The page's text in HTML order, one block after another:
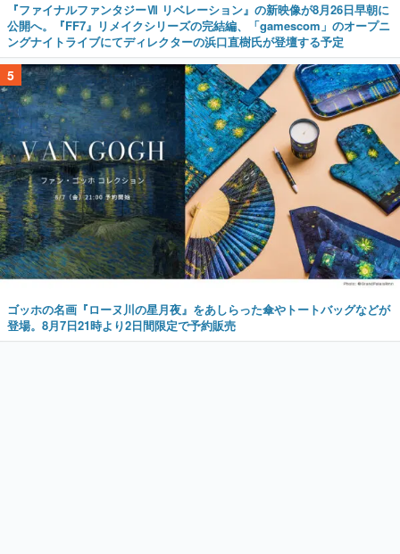
『ファイナルファンタジーⅦ リベレーション』の新映像が8月26日早朝に
公開へ。『FF7』リメイクシリーズの完結編、「gamescom」のオープニ
ングナイトライブにてディレクターの浜口直樹氏が登壇する予定
5
ゴッホの名画『ローヌ川の星月夜』をあしらった傘やトートバッグなどが
登場。8月7日21時より2日間限定で予約販売